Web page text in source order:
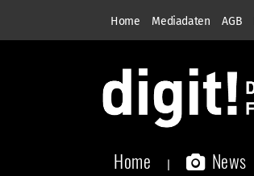
Home Mediadaten AGB
Home News